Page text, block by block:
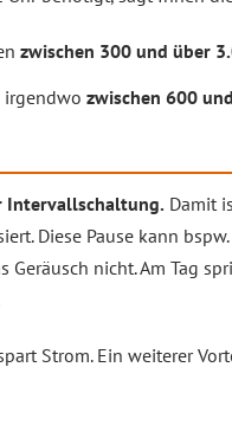
zwischen 300 und über
irgendwo zwischen 600
Intervallschaltung. Damit
Diese Pause kann
nicht. Am Tag
Strom. Ein weiterer